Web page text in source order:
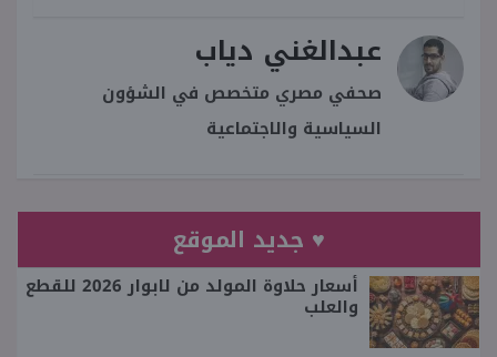
عبدالغني دياب
صحفي مصري متخصص في الشؤون
السياسية والاجتماعية
♥ جديد الموقع
أسعار حلاوة المولد من لابوار 2026 للقطع
والعلب